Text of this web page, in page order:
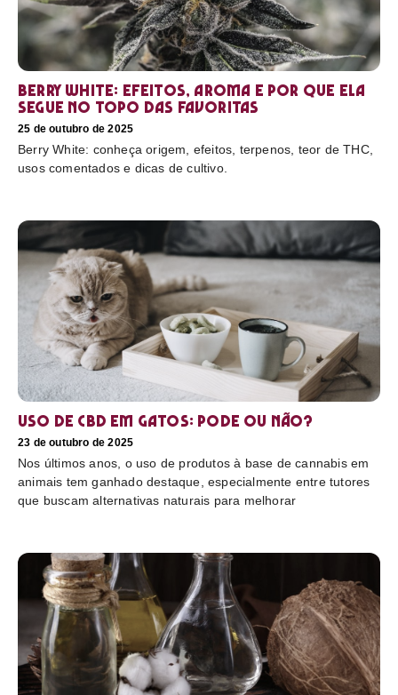
Berry White: efeitos, aroma e por que ela
segue no topo das favoritas
25 de outubro de 2025
Berry White: conheça origem, efeitos, terpenos, teor de THC,
usos comentados e dicas de cultivo.
Uso de CBD em gatos: pode ou não?
23 de outubro de 2025
Nos últimos anos, o uso de produtos à base de cannabis em
animais tem ganhado destaque, especialmente entre tutores
que buscam alternativas naturais para melhorar